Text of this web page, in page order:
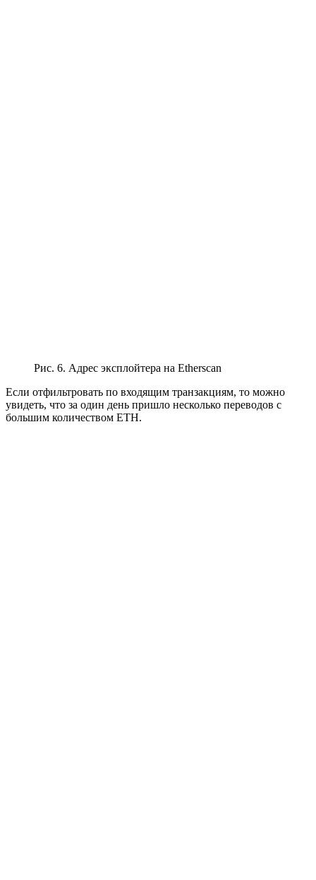
Рис. 6. Адрес эксплойтера на Etherscan
Если отфильтровать по входящим транзакциям, то можно
увидеть, что за один день пришло несколько переводов с
большим количеством ETH.